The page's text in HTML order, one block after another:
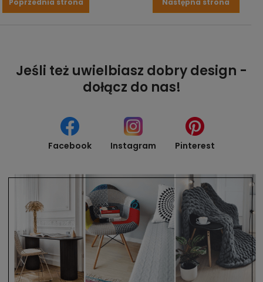
Poprzednia strona Następna strona
Jeśli też uwielbiasz dobry design -
dołącz do nas!
Facebook Instagram Pinterest